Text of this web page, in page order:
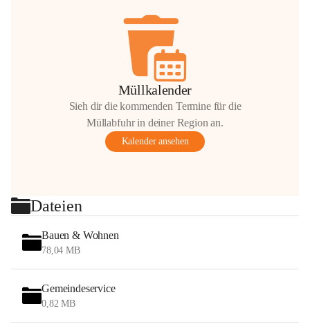
Müllkalender
Sieh dir die kommenden Termine für die
Müllabfuhr in deiner Region an.
Kalender ansehen
Dateien
Bauen & Wohnen
78,04 MB
Gemeindeservice
0,82 MB